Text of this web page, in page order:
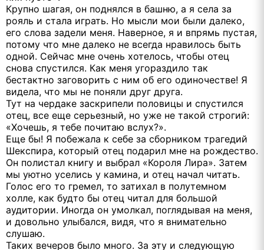
Крупно шагая, он поднялся в башню, а я села за
рояль и стала играть. Но мысли мои были далеко,
его слова задели меня. Наверное, я и впрямь пустая,
потому что мне далеко не всегда нравилось быть
одной. Сейчас мне очень хотелось, чтобы отец
снова спустился. Как меня угораздило так
бестактно заговорить с ним об его одиночестве! Я
видела, что мы не поняли друг друга.
Тут на чердаке заскрипели половицы и спустился
отец, все еще серьезный, но уже не такой строгий:
«Хочешь, я тебе почитаю вслух?».
Еще бы! Я побежала к себе за сборником трагедий
Шекспира, который отец подарил мне на рождество.
Он полистал книгу и выбрал «Короля Лира». Затем
мы уютно уселись у камина, и отец начал читать.
Голос его то гремел, то затихал в полутемном
холле, как будто бы отец читал для большой
аудитории. Иногда он умолкал, поглядывая на меня,
и довольно улыбался, видя, что я внимательно
слушаю.
Таких вечеров было много. За эту и следующую